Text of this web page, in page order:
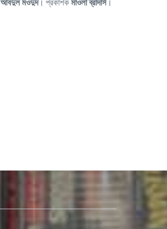
আবদুল মওদুদ। প্রকাশক মাওলা ব্রাদার্স।